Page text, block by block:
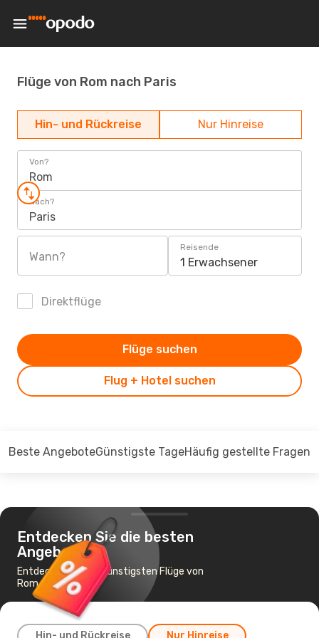
Flüge von Rom nach Paris
Hin- und Rückreise Nur Hinreise
Von?
Rom
Nach?
Paris
Wann?
Reisende
1 Erwachsener
Direktflüge
Flug + Hotel suchen
Flüge suchen
Beste AngeboteGünstigste TageHäufig gestellte Fragen
Entdecken Sie die besten
Angebote
Entdecken Sie die günstigsten Flüge von
Rom nach Paris
Hin- und Rückreise Nur Hinreise